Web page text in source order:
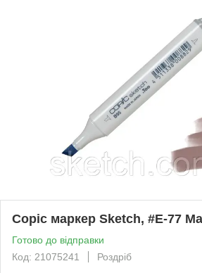
Copic маркер Sketch, #E-77
Готово до відправки
Код: 21075241
Роздріб